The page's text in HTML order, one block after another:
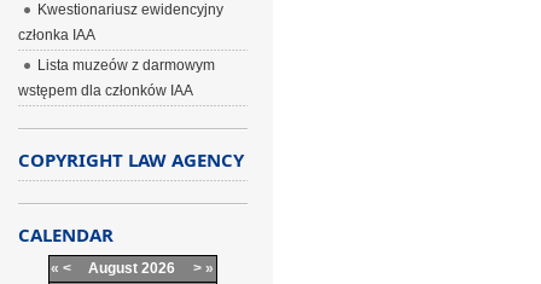
Kwestionariusz ewidencyjny
członka IAA
Lista muzeów z darmowym
wstępem dla członków IAA
COPYRIGHT LAW AGENCY
CALENDAR
« < August 2026 > »